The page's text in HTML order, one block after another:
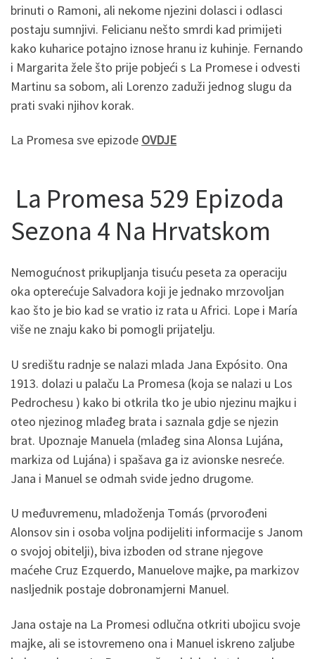
brinuti o Ramoni, ali nekome njezini dolasci i odlasci
postaju sumnjivi. Felicianu nešto smrdi kad primijeti
kako kuharice potajno iznose hranu iz kuhinje. Fernando
i Margarita žele što prije pobjeći s La Promese i odvesti
Martinu sa sobom, ali Lorenzo zaduži jednog slugu da
prati svaki njihov korak.
La Promesa sve epizode OVDJE
La Promesa 529 Epizoda
Sezona 4 Na Hrvatskom
Nemogućnost prikupljanja tisuću peseta za operaciju
oka opterećuje Salvadora koji je jednako mrzovoljan
kao što je bio kad se vratio iz rata u Africi. Lope i María
više ne znaju kako bi pomogli prijatelju.
U središtu radnje se nalazi mlada Jana Expósito. Ona
1913. dolazi u palaču La Promesa (koja se nalazi u Los
Pedrochesu ) kako bi otkrila tko je ubio njezinu majku i
oteo njezinog mlađeg brata i saznala gdje se njezin
brat. Upoznaje Manuela (mlađeg sina Alonsa Lujána,
markiza od Lujána) i spašava ga iz avionske nesreće.
Jana i Manuel se odmah svide jedno drugome.
U međuvremenu, mladoženja Tomás (prvorođeni
Alonsov sin i osoba voljna podijeliti informacije s Janom
o svojoj obitelji), biva izboden od strane njegove
maćehe Cruz Ezquerdo, Manuelove majke, pa markizov
nasljednik postaje dobronamjerni Manuel.
Jana ostaje na La Promesi odlučna otkriti ubojicu svoje
majke, ali se istovremeno ona i Manuel iskreno zaljube